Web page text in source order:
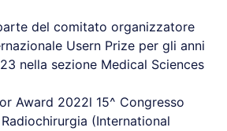
del comitato organizzatore
Usern Prize per gli anni
nella sezione Medical Sciences
Award 2022l 15^ Congresso
(International